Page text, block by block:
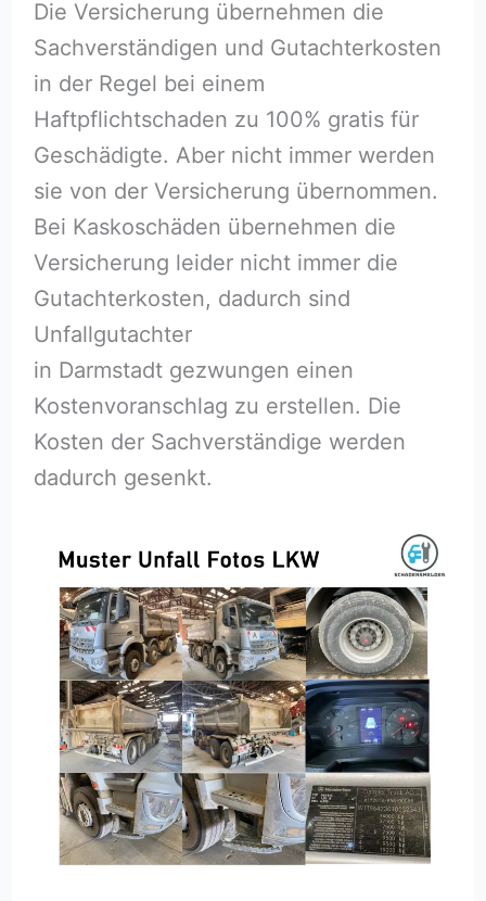
Die Versicherung übernehmen die
Sachverständigen und Gutachterkosten
in der Regel bei einem
Haftpflichtschaden zu 100% gratis für
Geschädigte. Aber nicht immer werden
sie von der Versicherung übernommen.
Bei Kaskoschäden übernehmen die
Versicherung leider nicht immer die
Gutachterkosten, dadurch sind
Unfallgutachter
in Darmstadt gezwungen einen
Kostenvoranschlag zu erstellen. Die
Kosten der Sachverständige werden
dadurch gesenkt.